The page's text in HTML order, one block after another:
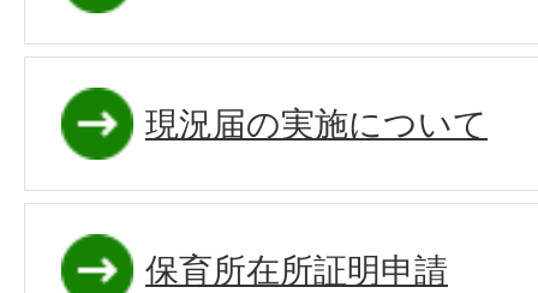
現況届の実施について
保育所在所証明申請